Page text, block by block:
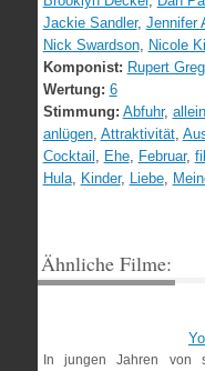
Jackie Sandler, Jennifer
Nick Swardson, Nicole
Komponist: Rupert
Wertung: 6
Stimmung: Abfuhr,
anlügen, Attraktivität,
Cocktail , Ehe, Februar,
Hula, Kinder, Liebe,
Ähnliche Filme:
In jungen Jahren von